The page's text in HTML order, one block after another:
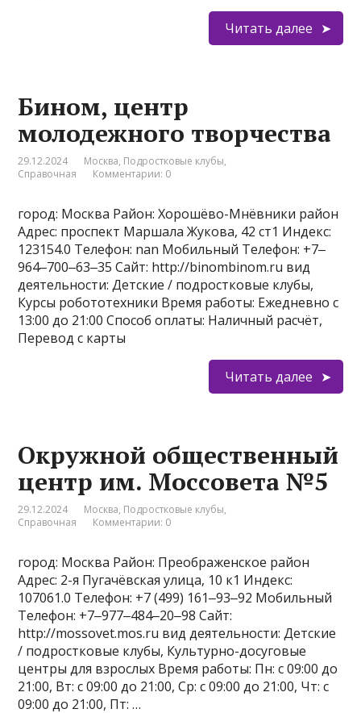
Читать далее
Бином, центр
молодежного творчества
29.12.2024 Москва, Подростковые клубы,
Справочная
Комментарии: 0
город: Москва Район: Хорошёво-Мнёвники район
Адрес: проспект Маршала Жукова, 42 ст1 Индекс:
123154.0 Телефон: nan Мобильный Телефон: +7‒
964‒700‒63‒35 Сайт: http://binombinom.ru вид
деятельности: Детские / подростковые клубы,
Курсы робототехники Время работы: Ежедневно с
13:00 до 21:00 Способ оплаты: Наличный расчёт,
Перевод с карты
Читать далее
Окружной общественный
центр им. Моссовета №5
29.12.2024 Москва, Подростковые клубы,
Справочная
Комментарии: 0
город: Москва Район: Преображенское район
Адрес: 2-я Пугачёвская улица, 10 к1 Индекс:
107061.0 Телефон: +7 (499) 161‒93‒92 Мобильный
Телефон: +7‒977‒484‒20‒98 Сайт:
http://mossovet.mos.ru вид деятельности: Детские
/ подростковые клубы, Культурно-досуговые
центры для взрослых Время работы: Пн: с 09:00 до
21:00, Вт: с 09:00 до 21:00, Ср: с 09:00 до 21:00, Чт: с
09:00 до 21:00, Пт: …